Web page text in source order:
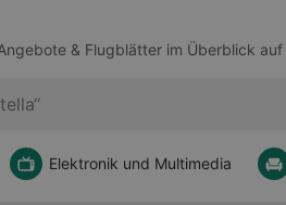
& Flugblätter im Überblick auf
Elektronik und Multimedia